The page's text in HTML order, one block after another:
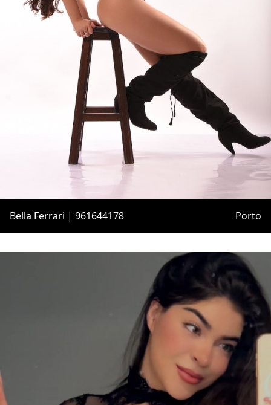
Bella Ferrari | 961644178 Porto